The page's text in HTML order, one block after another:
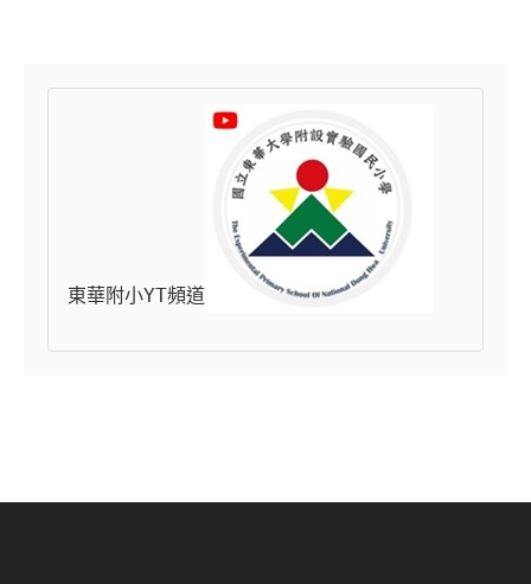
東華附小YT頻道